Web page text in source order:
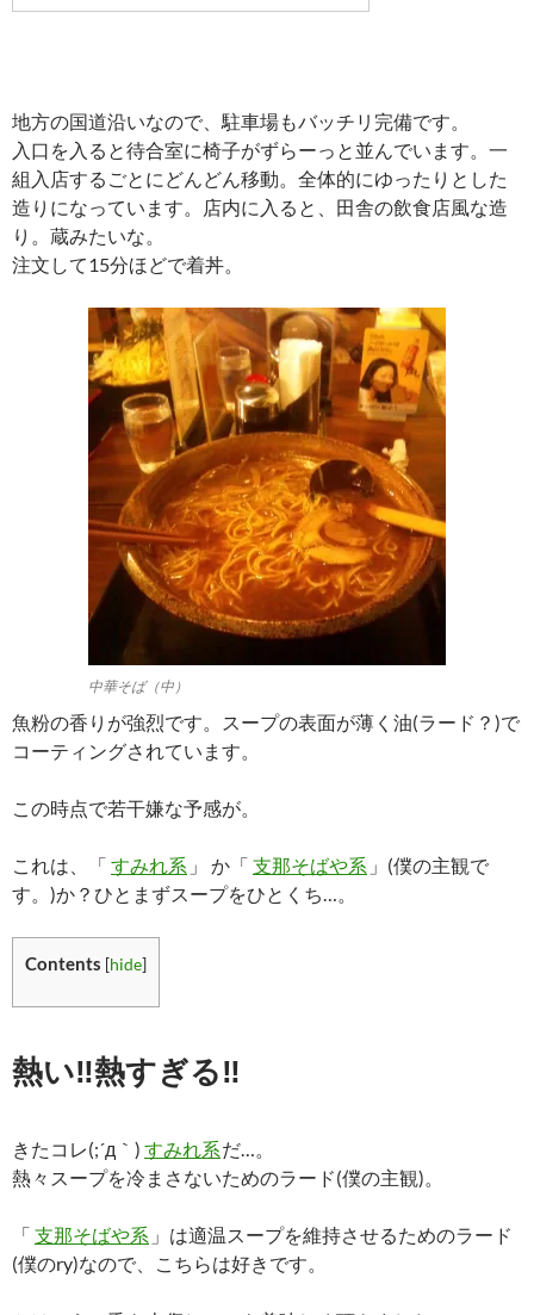
地方の国道沿いなので、駐車場もバッチリ完備です。
入口を入ると待合室に椅子がずらーっと並んでいます。一
組入店するごとにどんどん移動。全体的にゆったりとした
造りになっています。店内に入ると、田舎の飲食店風な造
り。蔵みたいな。
注文して15分ほどで着丼。
中華そば（中）
魚粉の香りが強烈です。スープの表面が薄く油(ラード？)で
コーティングされています。
この時点で若干嫌な予感が。
これは、「 すみれ系 」 か「 支那そばや系 」(僕の主観で
す。)か？ひとまずスープをひとくち…。
Contents [hide]
熱い‼熱すぎる‼
きたコレ(;´д｀) すみれ系だ…。
熱々スープを冷まさないためのラード(僕の主観)。
「 支那そばや系 」は適温スープを維持させるためのラード
(僕のry)なので、こちらは好きです。